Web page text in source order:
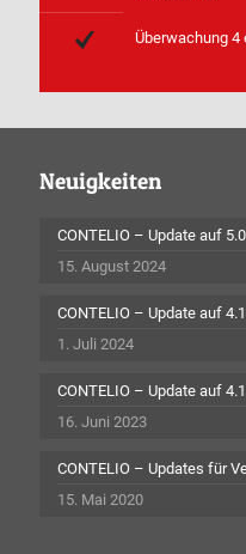
Überwachung 4
Neuigkeiten
CONTELIO – Update auf
15. August 2024
CONTELIO – Update auf
1. Juli 2024
CONTELIO – Update auf
16. Juni 2023
CONTELIO – Updates für
15. Mai 2020